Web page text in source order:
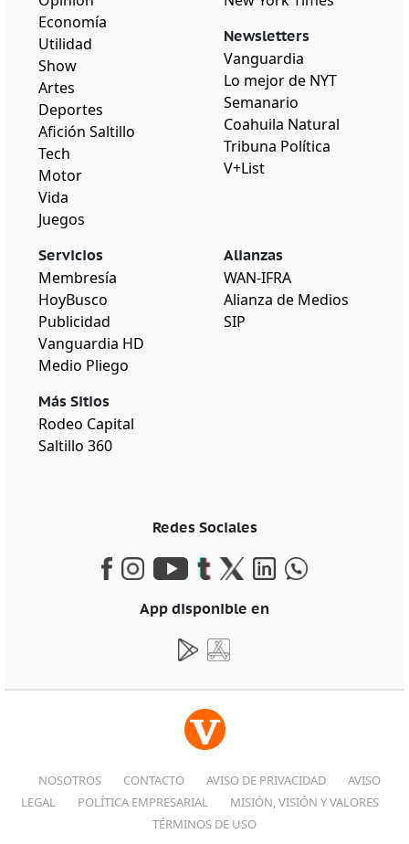
Economía
Utilidad
Show
Artes
Deportes
Afición Saltillo
Tech
Motor
Vida
Juegos
Newsletters
Vanguardia
Lo mejor de NYT
Semanario
Coahuila Natural
Tribuna Política
V+List
Servicios
Membresía
HoyBusco
Publicidad
Vanguardia HD
Medio Pliego
Más Sitios
Rodeo Capital
Saltillo 360
Alianzas
WAN-IFRA
Alianza de Medios
SIP
Redes Sociales
App disponible en
NOSOTROS CONTACTO AVISO DE PRIVACIDAD
AVISO
LEGAL
POLÍTICA EMPRESARIAL
MISIÓN, VISIÓN Y VALORES
TÉRMINOS DE USO